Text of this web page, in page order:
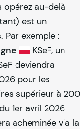
opérez au-delà
est un
Par exemple :
KSeF, un
deviendra
pour les
supérieur à 200
1er avril 2026
acheminée via la